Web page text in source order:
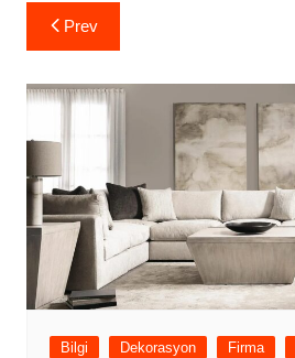
Yazı
gezinmesi
Prev
Bilgi Dekorasyon Firma